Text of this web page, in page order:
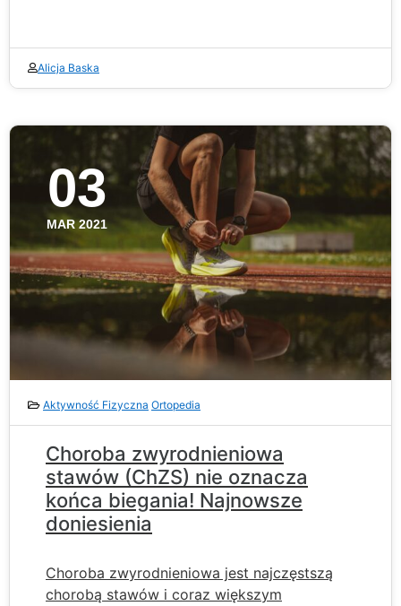
Alicja Baska
03
MAR 2021
Aktywność Fizyczna Ortopedia
Choroba zwyrodnieniowa
stawów (ChZS) nie oznacza
końca biegania! Najnowsze
doniesienia
Choroba zwyrodnieniowa jest najczęstszą
chorobą stawów i coraz większym